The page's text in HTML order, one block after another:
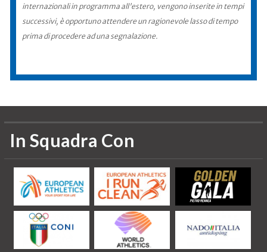
internazionali in programma all'estero, vengono inserite in tempi
successivi, è opportuno attendere un ragionevole lasso di tempo
prima di procedere ad una segnalazione.
In Squadra Con